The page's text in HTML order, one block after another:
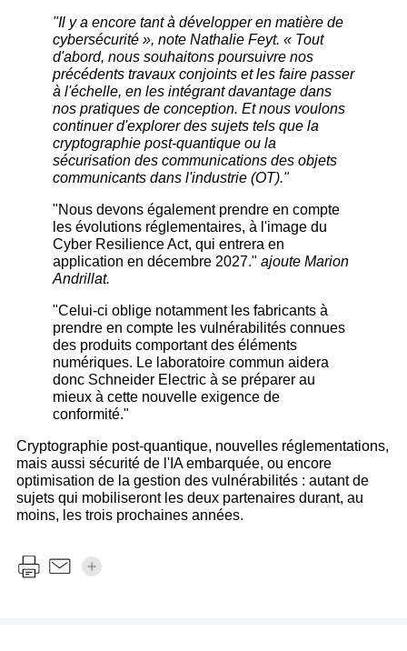
"Il y a encore tant à développer en matière de
cybersécurité », note Nathalie Feyt. « Tout
d'abord, nous souhaitons poursuivre nos
précédents travaux conjoints et les faire passer
à l'échelle, en les intégrant davantage dans
nos pratiques de conception. Et nous voulons
continuer d'explorer des sujets tels que la
cryptographie post-quantique ou la
sécurisation des communications des objets
communicants dans l'industrie (OT)."
"Nous devons également prendre en compte
les évolutions réglementaires, à l'image du
Cyber Resilience Act, qui entrera en
application en décembre 2027." ajoute Marion
Andrillat.
"Celui-ci oblige notamment les fabricants à
prendre en compte les vulnérabilités connues
des produits comportant des éléments
numériques. Le laboratoire commun aidera
donc Schneider Electric à se préparer au
mieux à cette nouvelle exigence de
conformité."
Cryptographie post-quantique, nouvelles réglementations,
mais aussi sécurité de l'IA embarquée, ou encore
optimisation de la gestion des vulnérabilités : autant de
sujets qui mobiliseront les deux partenaires durant, au
moins, les trois prochaines années.